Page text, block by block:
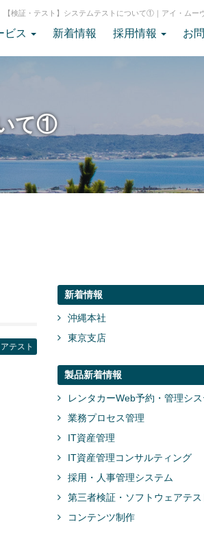
【検証・テスト】システムテストについて①｜アイ・ムー
ビス 新着情報 採用情報 お
て①
テスト
新着情報
沖縄本社
東京支店
製品新着情報
レンタカーWeb予約・管理シ
業務プロセス管理
IT資産管理
IT資産管理コンサルティング
採用・人事管理システム
第三者検証・ソフトウェアテス
コンテンツ制作